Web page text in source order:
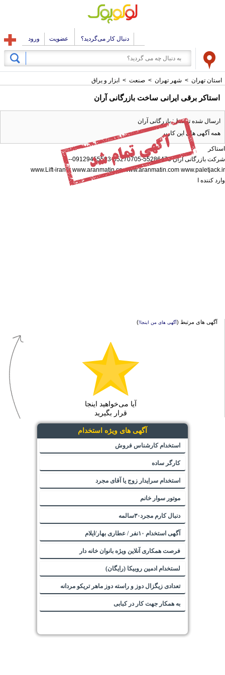
دنبال کار می‌گردید؟ عضویت ورود
استان تهران > شهر تهران > صنعت > ابزار و یراق
استاکر برقی ایرانی ساخت بازرگانی آران
ارسال شده توسط : بازرگانی آران
همه آگهی های این کاربر
استاکر
شرکت بازرگانی آران 55286473-55270705-09129455593--
www.Lift-iran.ir www.aranmatin.co www.aranmatin.com www.paletjack.ir
وارد کننده ا
آگهی های مرتبط (آگهی های من اینجا!)
آیا می‌خواهید اینجا
قرار بگیرید
آگهی های ویژه استخدام
استخدام کارشناس فروش
کارگر ساده
استخدام سرایدار زوج یا آقای مجرد
موتور سوار خانم
دنبال کارم مجرد۳۰سالمه
آگهی استخدام ۱۰نفر / عطاری بهار/ایلام
فرصت همکاری آنلاین ویژه بانوان خانه دار
لستخدام ادمین روبیکا (رایگان)
تعدادی زیگزال دوز و راسته دوز ماهر تریکو مردانه
به همکار جهت کار در کبابی